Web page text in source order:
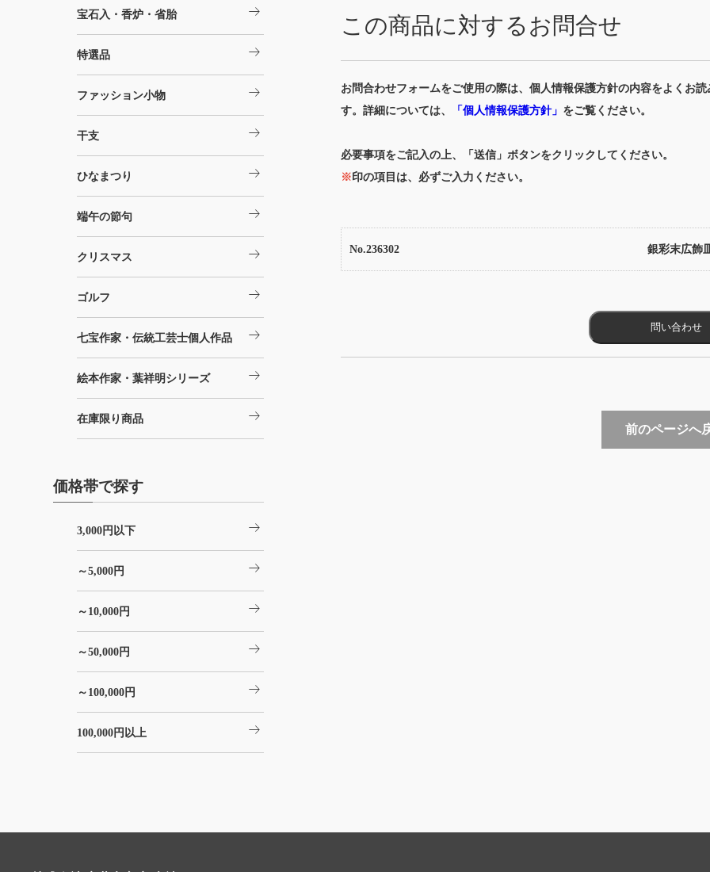
この商品に対するお問合せ
お問合わせフォームをご使用の際は、個人情報保護方針の内容をよくお
す。詳細については、
「個人情報保護方針」 をご覧ください。
必要事項をご記入の上、「送信」ボタンをクリックしてください。
※印の項目は、必ずご入力ください。
No.236302 銀彩末広飾
前のページへ
宝石入・香炉・省胎 arrow_right_alt
特選品 arrow_right_alt
ファッション小物 arrow_right_alt
干支 arrow_right_alt
ひなまつり arrow_right_alt
端午の節句 arrow_right_alt
クリスマス arrow_right_alt
ゴルフ arrow_right_alt
七宝作家・伝統工芸士個人作品 arrow_right_alt
絵本作家・葉祥明シリーズ arrow_right_alt
在庫限り商品 arrow_right_alt
価格帯で探す
3,000円以下 arrow_right_alt
～5,000円 arrow_right_alt
～10,000円 arrow_right_alt
～50,000円 arrow_right_alt
～100,000円 arrow_right_alt
100,000円以上 arrow_right_alt